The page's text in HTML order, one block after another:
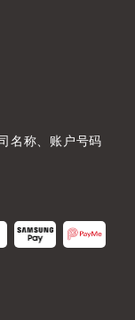
名称、账户号码